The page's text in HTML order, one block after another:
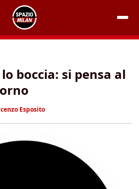
boccia: si pensa al
Esposito